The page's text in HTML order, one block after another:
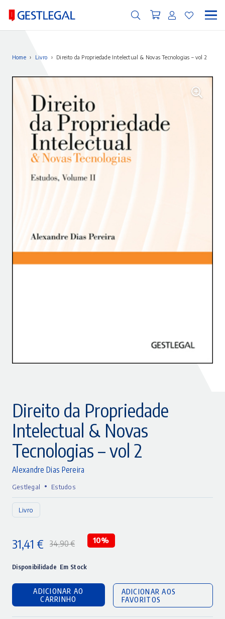
Home › Livro › Direito da Propriedade Intelectual & Novas Tecnologias – vol 2
Direito da Propriedade
Intelectual & Novas
Tecnologias – vol 2
Alexandre Dias Pereira
Gestlegal • Estudos
Livro
34,90€
preço
original
era:
34,90 €.
31,41 €
preço
atual
é:
31,41 €.
10%
Disponibilidade Em Stock
ADICIONAR AO
CARRINHO
ADICIONAR AOS
FAVORITOS